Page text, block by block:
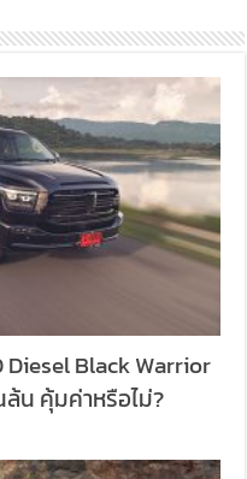
Diesel Black Warrior
น คุ้มค่าหรือไม่?